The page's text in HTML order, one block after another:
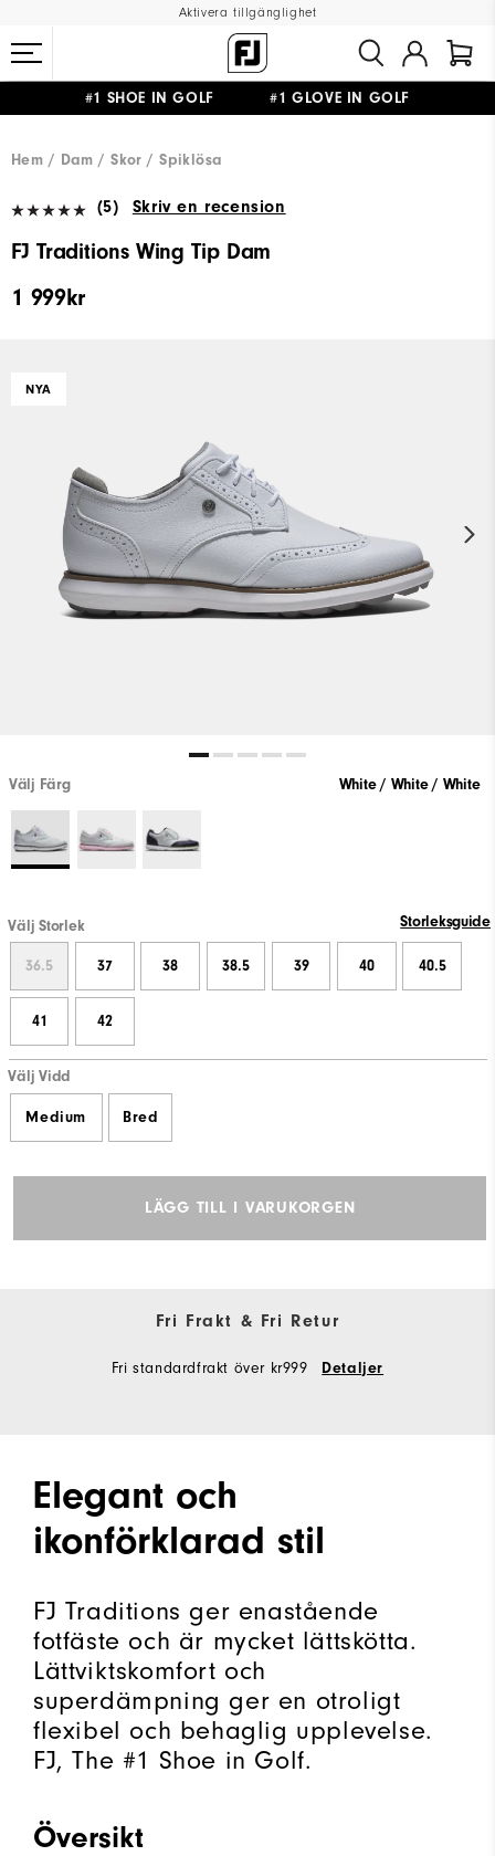
Aktivera tillgänglighet
#1 SHOE IN GOLF #1 GLOVE IN GOLF
Hem
Dam Skor Spiklösa
(5) Skriv en recension
FJ Traditions Wing Tip Dam
1 999kr
NYA
Välj Färg White / White / White
Välj Storlek Storleksguide
36.5 37 38 38.5 39 40 40.5
41 42
Välj Vidd
Medium Bred
LÄGG TILL I VARUKORGEN
Fri Frakt & Fri Retur
Fri standardfrakt över kr999 Detaljer
Elegant och
ikonförklarad stil
FJ Traditions ger enastående
fotfäste och är mycket lättskötta.
Lättviktskomfort och
superdämpning ger en otroligt
flexibel och behaglig upplevelse.
FJ, The #1 Shoe in Golf.
Översikt